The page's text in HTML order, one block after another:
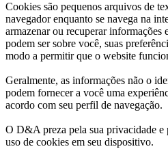
Cookies são pequenos arquivos de
navegador enquanto se navega na
armazenar ou recuperar informações
podem ser sobre você, suas
modo a permitir que o website
Geralmente, as informações não o
podem fornecer a você uma
acordo com seu perfil de navegação.
O D&A preza pela sua privacidade e
uso de cookies em seu dispositivo.